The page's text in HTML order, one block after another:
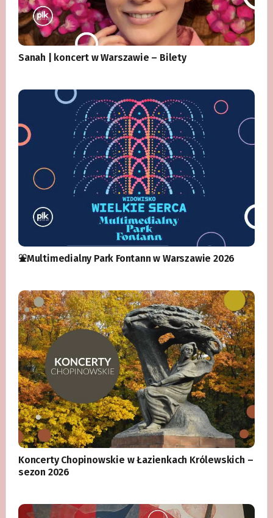
Sanah | koncert w Warszawie – Bilety
⛲️Multimedialny Park Fontann w Warszawie 2026
Koncerty Chopinowskie w Łazienkach Królewskich –
sezon 2026